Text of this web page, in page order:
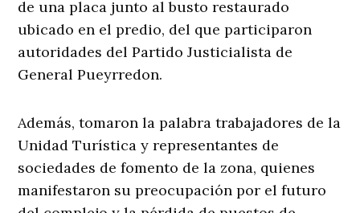
de una placa junto al busto restaurado
ubicado en el predio, del que participaron
autoridades del Partido Justicialista de
General Pueyrredon.
Además, tomaron la palabra trabajadores de la
Unidad Turística y representantes de
sociedades de fomento de la zona, quienes
manifestaron su preocupación por el futuro